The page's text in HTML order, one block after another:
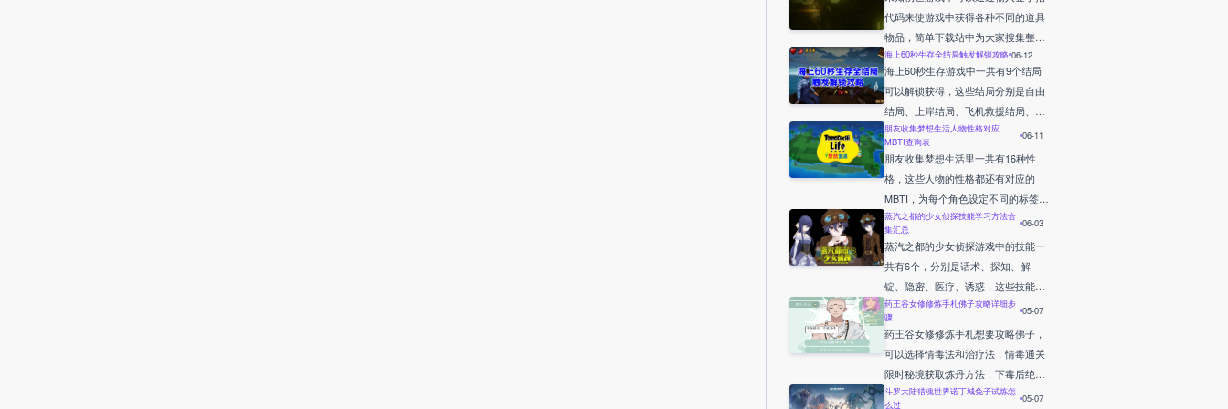
容谜题攻略！
代码来使游戏中获得各种不同的道具
物品，简单下载站中为大家搜集整理
了许多可以使用的作弊码，请参考下
方具体的作弊码内容详情！
海上60秒生存全结局触发解锁攻略 06-12
海上60秒生存游戏中一共有9个结局
可以解锁获得，这些结局分别是自由
结局、上岸结局、飞机救援结局、轮
船救援结局、海鸥绑架结局、幽灵船
结局、沉船结局、饿死结局、与大海
同眠结局，其中只有自由结局是真正
的真结局，下面是简单下载站列举的
各个结局触发达成方式攻略！
朋友收集梦想生活人物性格对应
MBTI查询表
06-11
朋友收集梦想生活里一共有16种性
格，这些人物的性格都还有对应的
MBTI，为每个角色设定不同的标签，
根据这些各个性格内容来决定最终的
角色性格以及对方的MBTI，简单下载
站中为大家展示了详细具体的各个性
格对应的MBTI相关内容！
蒸汽之都的少女侦探技能学习方法合
集汇总
06-03
蒸汽之都的少女侦探游戏中的技能一
共有6个，分别是话术、探知、解
锭、隐密、医疗、诱惑，这些技能需
要来到指定的位置地点中找到对应的
教学NPC，详细的教学NPC分布位置
以及各个技能的相关效果见以下简单
下载站中列举的方法！
药王谷女修修炼手札佛子攻略详细步
骤
05-07
药王谷女修修炼手札想要攻略佛子，
可以选择情毒法和治疗法，情毒通关
限时秘境获取炼丹方法，下毒后绝对
被察觉友好度直接负1，在发作期间
斗罗大陆猎魂世界诺丁城兔子试炼怎
么过
05-07